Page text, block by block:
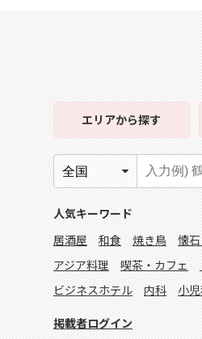
エリアから探す
人気キーワード
居酒屋
和食 焼き鳥 懐
アジア料理
喫茶・カフェ
ビジネスホテル
内科 小
掲載者ログイン